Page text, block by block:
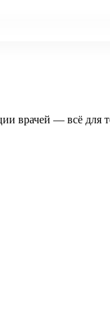
врачей — всё для